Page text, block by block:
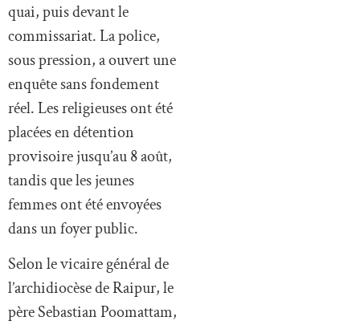
quai, puis devant le
commissariat. La police,
sous pression, a ouvert une
enquête sans fondement
réel. Les religieuses ont été
placées en détention
provisoire jusqu’au 8 août,
tandis que les jeunes
femmes ont été envoyées
dans un foyer public.
Selon le vicaire général de
l’archidiocèse de Raipur, le
père Sebastian Poomattam,